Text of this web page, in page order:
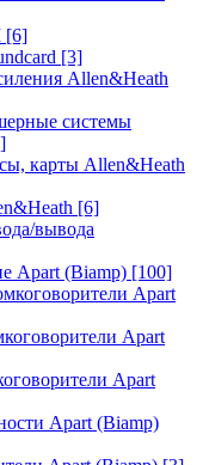
[6]
[3]
Allen&Heath
системы
карты Allen&Heath
[6]
вывода
Apart (Biamp) [100]
Apart
Apart
Apart
Apart (Biamp)